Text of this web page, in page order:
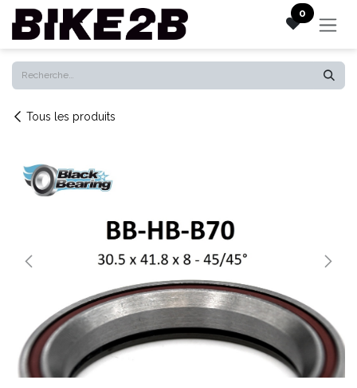
Se rendre au contenu 0
Tous les produits